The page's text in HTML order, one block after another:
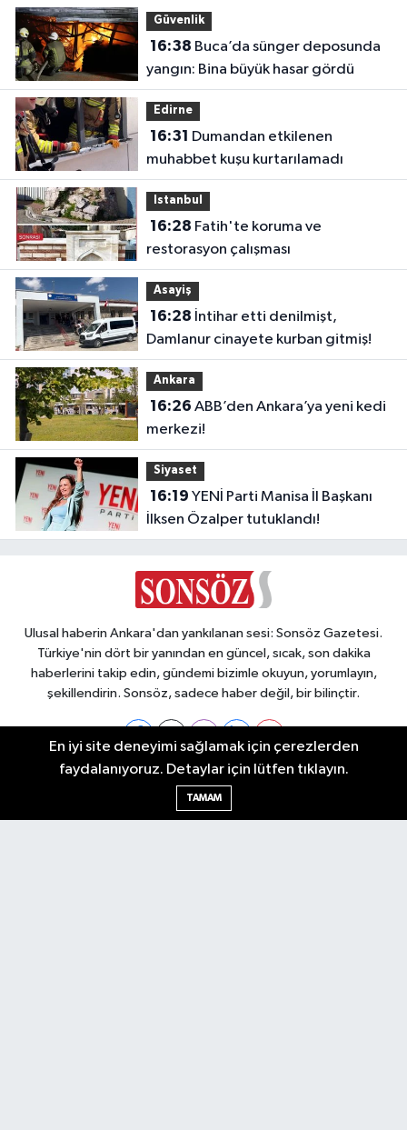
Güvenlik
16:38
yangın: Bina büyük hasar gördü
Edirne
16:31
muhabbet kuşu kurtarılamadı
Istanbul
16:28
restorasyon çalışması
Asayiş
16:28
Damlanur cinayete kurban gitmiş!
Ankara
16:26
merkezi!
Siyaset
16:19
İlksen Özalper tutuklandı!
Ulusal haberin Ankara'dan yankılanan sesi: Sonsöz Gazetesi.
Türkiye'nin dört bir yanından en güncel, sıcak, son dakika
haberlerini takip edin, gündemi bizimle okuyun, yorumlayın,
şekillendirin. Sonsöz, sadece haber değil, bir bilinçtir.
Ankara Nöbetçi Eczaneler
En iyi site deneyimi sağlamak için çerezlerden
faydalanıyoruz. Detaylar için lütfen tıklayın.
TAMAM